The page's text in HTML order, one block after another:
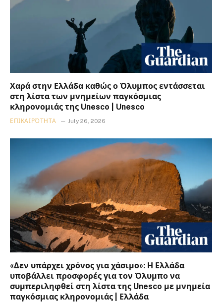
Χαρά στην Ελλάδα καθώς ο Όλυμπος εντάσσεται
στη λίστα των μνημείων παγκόσμιας
κληρονομιάς της Unesco | Unesco
ΕΠΙΚΑΙΡΌΤΗΤΑ July 26, 2026
«Δεν υπάρχει χρόνος για χάσιμο»: Η Ελλάδα
υποβάλλει προσφορές για τον Όλυμπο να
συμπεριληφθεί στη λίστα της Unesco με μνημεία
παγκόσμιας κληρονομιάς | Ελλάδα